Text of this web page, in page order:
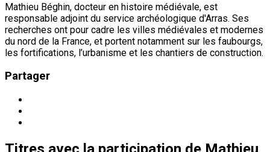
Mathieu Béghin, docteur en histoire médiévale, est
responsable adjoint du service archéologique d'Arras. Ses
recherches ont pour cadre les villes médiévales et modernes
du nord de la France, et portent notamment sur les faubourgs,
les fortifications, l’urbanisme et les chantiers de construction.
Partager